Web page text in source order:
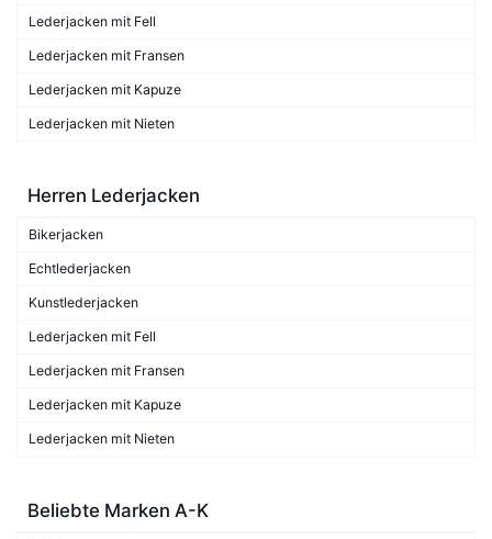
Lederjacken mit Fell
Lederjacken mit Fransen
Lederjacken mit Kapuze
Lederjacken mit Nieten
Herren Lederjacken
Bikerjacken
Echtlederjacken
Kunstlederjacken
Lederjacken mit Fell
Lederjacken mit Fransen
Lederjacken mit Kapuze
Lederjacken mit Nieten
Beliebte Marken A-K